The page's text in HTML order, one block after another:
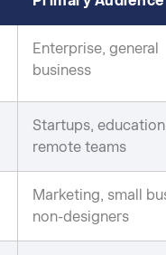
Enterprise, general
business
Startups,
remote teams
Marketing, small
non-designers